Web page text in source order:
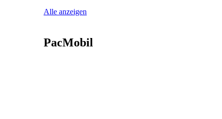
Alle anzeigen
PacMobil